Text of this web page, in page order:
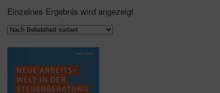
Einzelnes Ergebnis wird angezeigt